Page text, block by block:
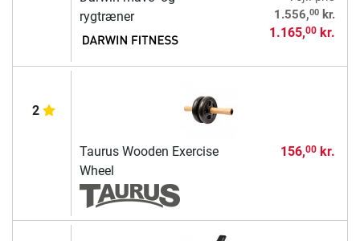
rygtræner
1.556,00kr.
1.165,00kr.
2
Taurus Wooden Exercise
Wheel
156,00kr.